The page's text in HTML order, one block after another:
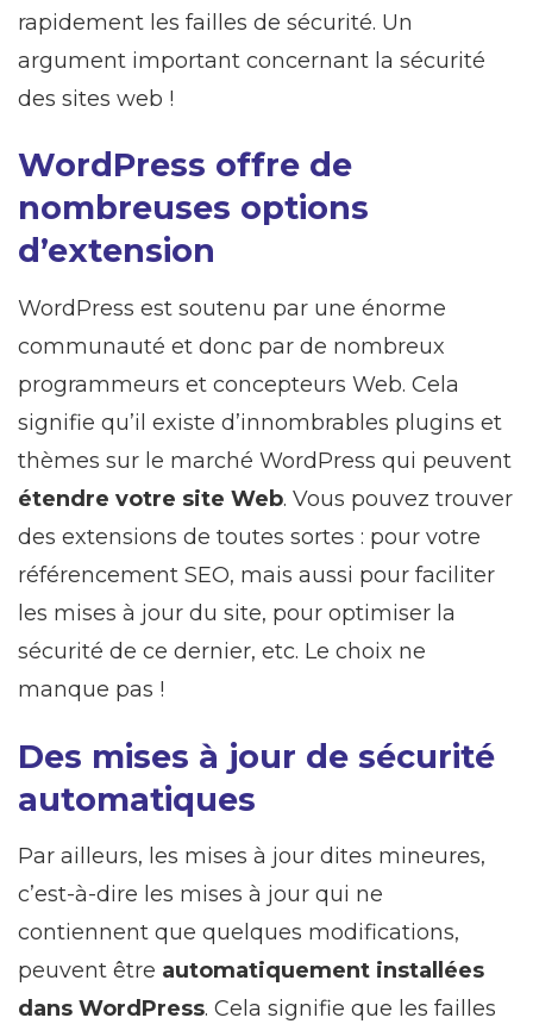
rapidement les failles de sécurité. Un
argument important concernant la sécurité
des sites web !
WordPress offre de
nombreuses options
d’extension
WordPress est soutenu par une énorme
communauté et donc par de nombreux
programmeurs et concepteurs Web. Cela
signifie qu’il existe d’innombrables plugins et
thèmes sur le marché WordPress qui peuvent
étendre votre site Web. Vous pouvez trouver
des extensions de toutes sortes : pour votre
référencement SEO, mais aussi pour faciliter
les mises à jour du site, pour optimiser la
sécurité de ce dernier, etc. Le choix ne
manque pas !
Des mises à jour de sécurité
automatiques
Par ailleurs, les mises à jour dites mineures,
c’est-à-dire les mises à jour qui ne
contiennent que quelques modifications,
peuvent être automatiquement installées
dans WordPress. Cela signifie que les failles